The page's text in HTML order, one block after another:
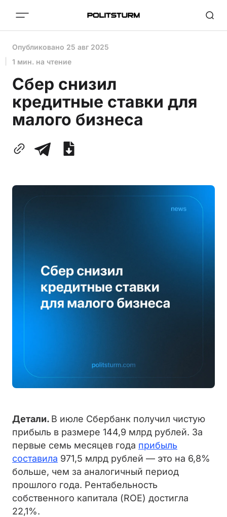
Опубликовано 25 авг 2025
1 мин. на чтение
Сбер снизил
кредитные ставки для
малого бизнеса
Детали. В июле Сбербанк получил чистую
прибыль в размере 144,9 млрд рублей. За
первые семь месяцев года прибыль
составила 971,5 млрд рублей — это на 6,8%
больше, чем за аналогичный период
прошлого года. Рентабельность
собственного капитала (ROE) достигла
22,1%.